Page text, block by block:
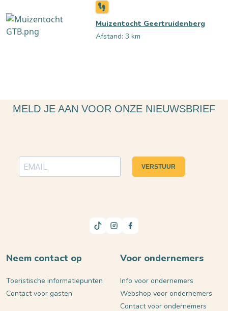
Muizentocht Geertruidenberg
Afstand: 3 km
MELD JE AAN VOOR ONZE NIEUWSBRIEF
VERSTUUR
Neem contact op
Toeristische informatiepunten
Contact voor gasten
Voor ondernemers
Info voor ondernemers
Webshop voor ondernemers
Contact voor ondernemers